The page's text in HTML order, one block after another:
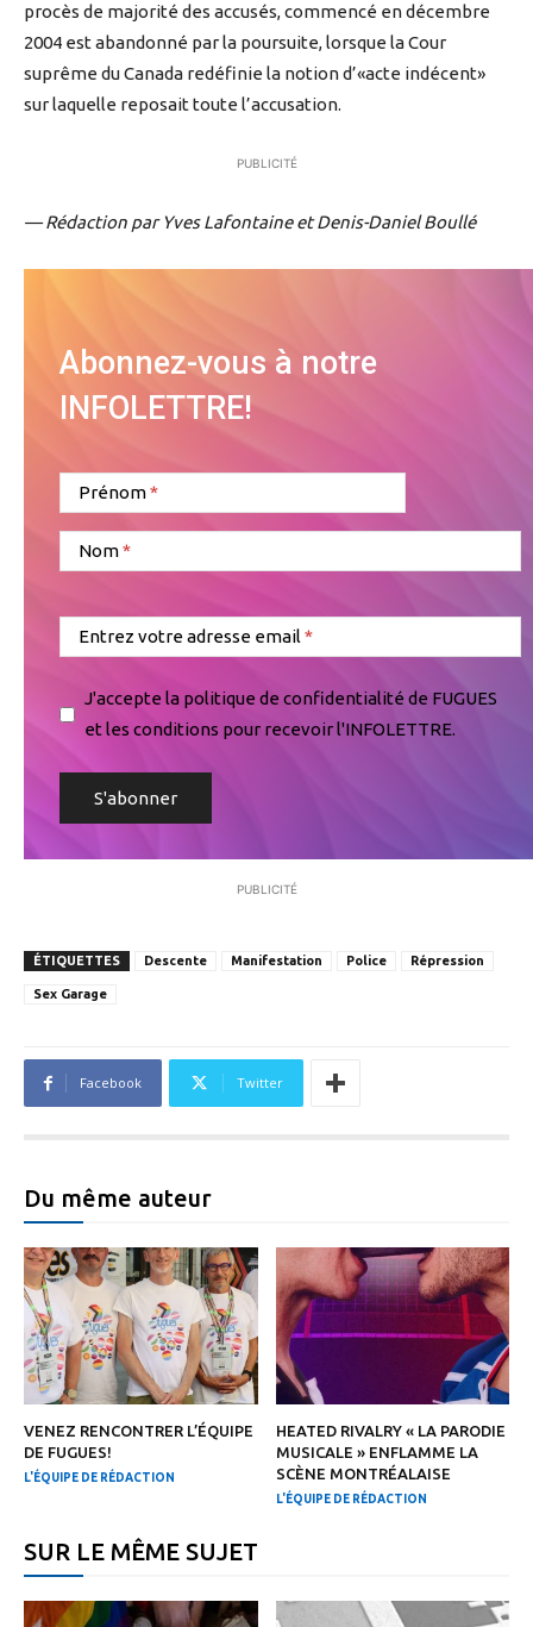
procès de majorité des accusés, commencé en décembre
2004 est abandonné par la poursuite, lorsque la Cour
suprême du Canada redéfinie la notion d’«acte indécent»
sur laquelle reposait toute l’accusation.
PUBLICITÉ
— Rédaction par Yves Lafontaine et Denis-Daniel Boullé
Abonnez-vous à notre
INFOLETTRE!
Prénom
Nom
Entrez votre adresse email
J'accepte la politique de confidentialité de FUGUES
et les conditions pour recevoir l'INFOLETTRE.
PUBLICITÉ
ÉTIQUETTES Descente Manifestation Police Répression
Sex Garage
Facebook Twitter
Du même auteur
VENEZ RENCONTRER L’ÉQUIPE
DE FUGUES!
L'ÉQUIPE DE RÉDACTION
HEATED RIVALRY « LA PARODIE
MUSICALE » ENFLAMME LA
SCÈNE MONTRÉALAISE
L'ÉQUIPE DE RÉDACTION
SUR LE MÊME SUJET